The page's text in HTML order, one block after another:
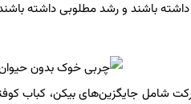
باشند و رشد مطلوبی داشته
شامل جایگزین‌های بیکن، کباب